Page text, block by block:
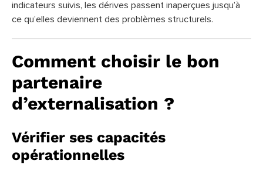
indicateurs suivis, les dérives passent inaperçues jusqu’à
ce qu’elles deviennent des problèmes structurels.
Comment choisir le bon
partenaire
d’externalisation ?
Vérifier ses capacités
opérationnelles